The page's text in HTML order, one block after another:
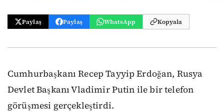
Paylaş Paylaş WhatsApp Kopyala
Cumhurbaşkanı Recep Tayyip Erdoğan, Rusya
Devlet Başkanı Vladimir Putin ile bir telefon
görüşmesi gerçekleştirdi.